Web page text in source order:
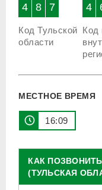
4 8 7
Код Тульской
области
4
Код
МЕСТНОЕ ВРЕМЯ
16:09
КАК
(ТУЛЬСКАЯ